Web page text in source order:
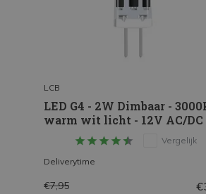
LCB
LED G4 - 2W Dimbaar -
warm wit licht - 12V AC/DC
Vergelijk
Deliverytime
€7,95